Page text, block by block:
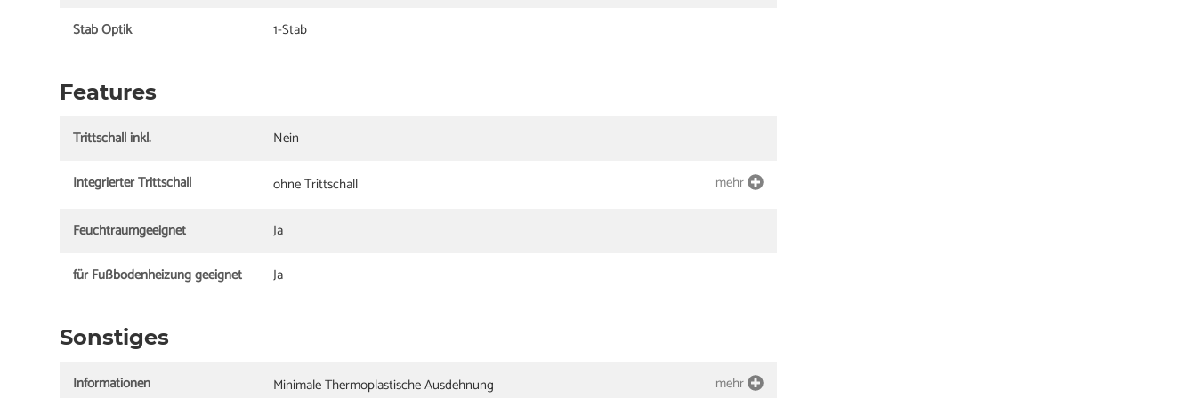
Stab Optik
1-Stab
Features
Trittschall inkl.
Nein
Integrierter Trittschall
ohne Trittschall mehr
Feuchtraumgeeignet
Ja
für Fußbodenheizung geeignet
Ja
Sonstiges
Informationen Minimale Thermoplastische Ausdehnung mehr